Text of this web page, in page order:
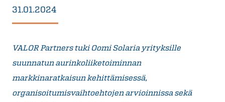
31.01.2024
VALOR Partners tuki Oomi Solaria yrityksille
suunnatun aurinkoliiketoiminnan
markkinaratkaisun kehittämisessä,
organisoitumisvaihtoehtojen arvioinnissa sekä